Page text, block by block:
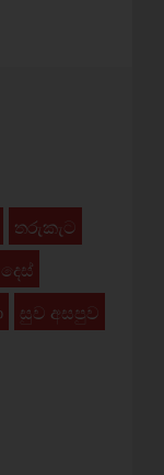
තරුකැට
සුව අසපුව